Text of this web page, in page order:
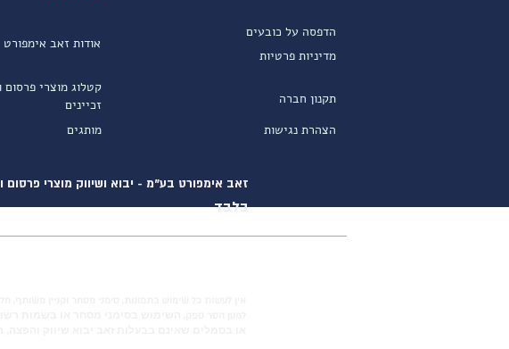
זאב אימפורט בע"מ - יבוא ושיווק מוצרי
בלבד
אודות זאב אימפורט
קטלוג מוצרי פרסום
זכיינים
מותגים
הדפסה על כובעים
מדיניות פרטיות
תקנון חברה
הצהרת נגישות